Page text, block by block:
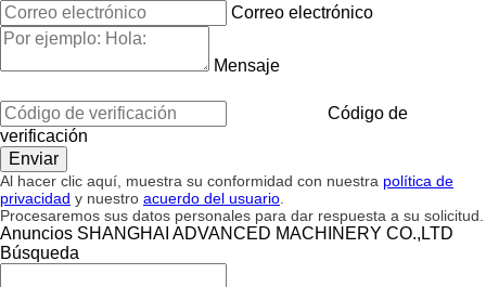
Correo electrónico
Mensaje
Código de
verificación
Al hacer clic aquí, muestra su conformidad con nuestra política de
privacidad y nuestro acuerdo del usuario
Procesaremos sus datos personales para dar respuesta a su solicitud.
Anuncios SHANGHAI ADVANCED MACHINERY CO.,LTD
Búsqueda